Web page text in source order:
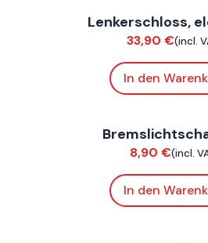
Lenkerschloss,
33,90 €(incl.
In den
8,90 €(incl.
In den